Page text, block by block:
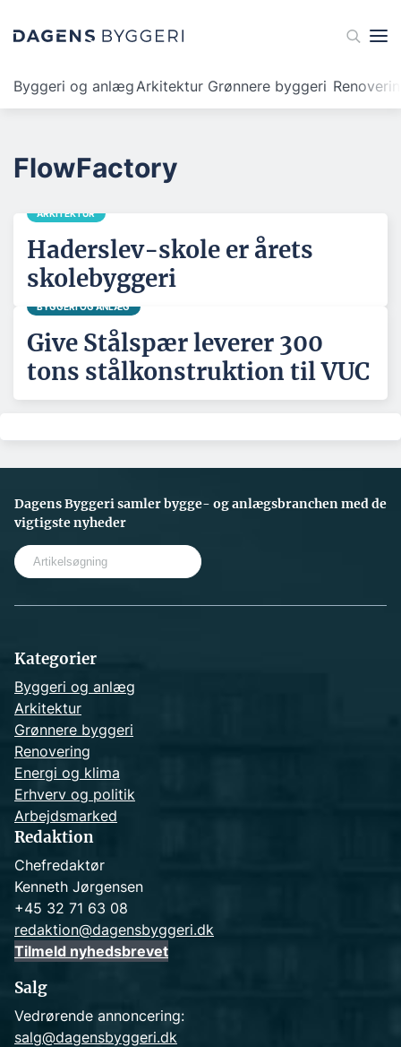
Byggeri og anlægArkitektur Grønnere byggeri
FlowFactory
ARKITEKTUR
Haderslev-skole er årets
skolebyggeri
BYGGERI OG ANLÆG
Give Stålspær leverer 300
tons stålkonstruktion til VUC
Dagens Byggeri samler bygge- og anlægsbranchen med de
vigtigste nyheder
Kategorier
Byggeri og anlæg
Arkitektur
Grønnere byggeri
Renovering
Energi og klima
Erhverv og politik
Arbejdsmarked
Redaktion
Chefredaktør
Kenneth Jørgensen
+45 32 71 63 08
redaktion@dagensbyggeri.dk
Tilmeld nyhedsbrevet
Salg
Vedrørende annoncering:
salg@dagensbyggeri.dk